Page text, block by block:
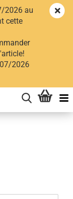
2026 au
cette
2026